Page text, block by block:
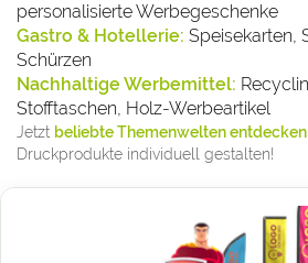
personalisierte Werbegeschenke
Gastro & Hotellerie: Speisekarten,
Schürzen
Nachhaltige Werbemittel:
Stofftaschen, Holz-Werbeartikel
Jetzt beliebte Themenwelten entdecken
Druckprodukte individuell gestalten!